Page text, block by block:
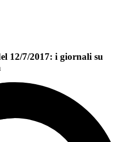
12/7/2017: i giornali su